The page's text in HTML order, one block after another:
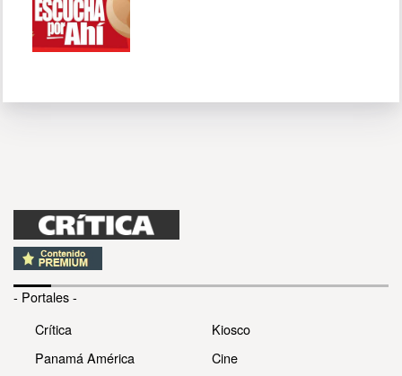
- Portales -
Crítica
Panamá América
Kiosco
Cine